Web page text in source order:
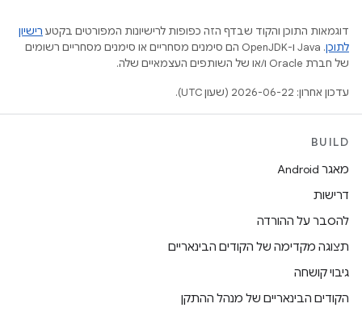
דוגמאות התוכן והקוד שבדף הזה כפופות לרישיונות המפורטים בקטע רישיון
לתוכן
.‏ Java ו-OpenJDK הם סימנים מסחריים או סימנים מסחריים רשומים
של חברת Oracle ו/או של השותפים העצמאיים שלה.
עדכון אחרון: 2026-06-22 (שעון UTC).
BUILD
מאגר Android
דרישות
להסבר על ההורדה
תצוגה מקדימה של הקודים הבינאריים
גיבוי קושחה
הקודים הבינאריים של מנהל ההתקן